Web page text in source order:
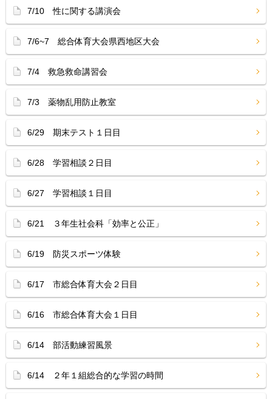
7/10 性に関する講演会
7/6~7 総合体育大会県西地区大会
7/4 救急救命講習会
7/3 薬物乱用防止教室
6/29 期末テスト１日目
6/28 学習相談２日目
6/27 学習相談１日目
6/21 ３年生社会科「効率と公正」
6/19 防災スポーツ体験
6/17 市総合体育大会２日目
6/16 市総合体育大会１日目
6/14 部活動練習風景
6/14 ２年１組総合的な学習の時間